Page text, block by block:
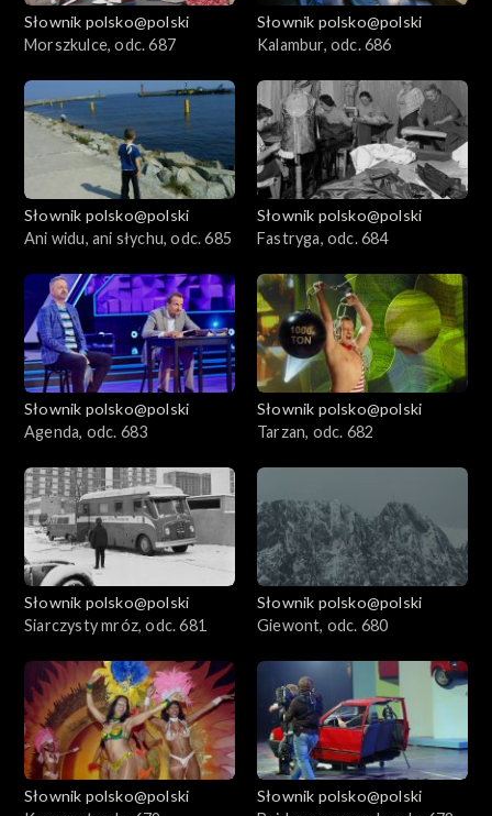
Słownik polsko@polski
Morszkulce, odc. 687
Słownik polsko@polski
Kalambur, odc. 686
Słownik polsko@polski
Ani widu, ani słychu, odc. 685
Słownik polsko@polski
Fastryga, odc. 684
Słownik polsko@polski
Agenda, odc. 683
Słownik polsko@polski
Tarzan, odc. 682
Słownik polsko@polski
Siarczysty mróz, odc. 681
Słownik polsko@polski
Giewont, odc. 680
Słownik polsko@polski
Słownik polsko@polski